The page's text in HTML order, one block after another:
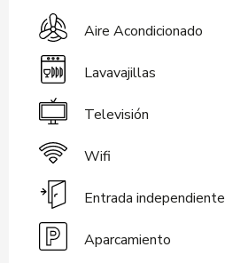
Aire Acondicionado
Lavavajillas
Televisión
Wifi
Entrada independiente
Aparcamiento